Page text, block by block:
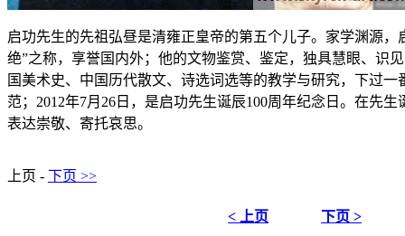
启功先生的先祖弘昼是清雍正皇帝的第五个儿子。家学渊源，
绝”之称，享誉国内外；他的文物鉴赏、鉴定，独具慧眼、识
国美术史、中国历代散文、诗选词选等的教学与研究，下过
范；2012年7月26日，是启功先生诞辰100周年纪念日。在先
表达崇敬、寄托哀思。
上页 - 下页 >>
< 上页 下页 >